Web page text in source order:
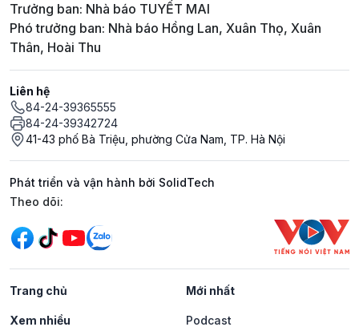
Trưởng ban: Nhà báo TUYẾT MAI
Phó trưởng ban: Nhà báo Hồng Lan, Xuân Thọ, Xuân
Thân, Hoài Thu
Liên hệ
84-24-39365555
84-24-39342724
41-43 phố Bà Triệu, phường Cửa Nam, TP. Hà Nội
Phát triển và vận hành bởi SolidTech
Mạng xã hội
Theo dõi:
Trang chủ Mới nhất
Xem nhiều Podcast